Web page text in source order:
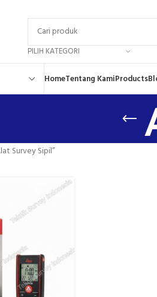
PILIH KATEGORI
HomeTentang KamiProducts
Survey Sipil”